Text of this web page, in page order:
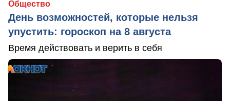
Общество
День возможностей, которые нельзя
упустить: гороскоп на 8 августа
Время действовать и верить в себя